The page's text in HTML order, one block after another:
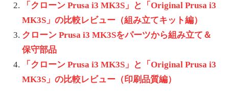
「クローン Prusa i3 MK3S」と「Original Prusa i3
MK3S」の比較レビュー（組み立てキット編）
クローン Prusa i3 MK3Sをパーツから組み立て＆
保守部品
「クローン Prusa i3 MK3S」と「Original Prusa i3
MK3S」の比較レビュー（印刷品質編）